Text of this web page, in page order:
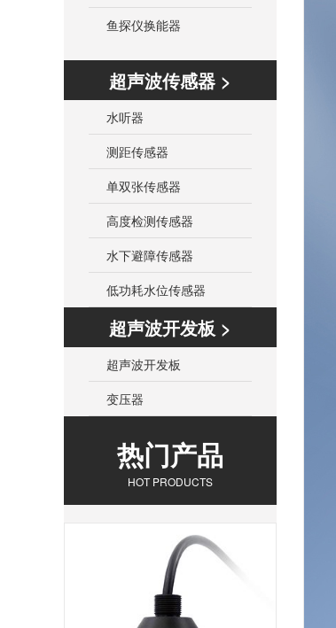
鱼探仪换能器
超声波传感器 >
水听器
测距传感器
单双张传感器
高度检测传感器
水下避障传感器
低功耗水位传感器
超声波开发板 >
超声波开发板
变压器
热门产品
HOT PRODUCTS